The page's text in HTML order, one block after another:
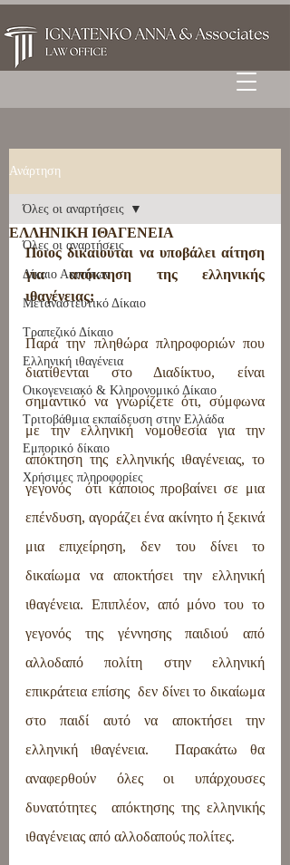
Ανάρτηση
Όλες οι αναρτήσεις
Δίκαιο Ακινήτων
Μεταναστευτικό Δίκαιο
Τραπεζικό Δίκαιο
Ελληνική ιθαγένεια
Οικογενειακό & Κληρονομικό Δίκαιο
Τριτοβάθμια εκπαίδευση στην Ελλάδα
Εμπορικό δίκαιο
Χρήσιμες πληροφορίες
Όλες οι αναρτήσεις
ΕΛΛΗΝΙΚΗ ΙΘΑΓΕΝΕΙΑ
Ποιος δικαιούται να υποβάλει αίτηση
για απόκτηση της ελληνικής
ιθαγένειας;
Παρά την πληθώρα πληροφοριών που
διατίθενται στο Διαδίκτυο, είναι
σημαντικό να γνωρίζετε ότι, σύμφωνα
με την ελληνική νομοθεσία για την
απόκτηση της ελληνικής ιθαγένειας, το
γεγονός  ότι κάποιος προβαίνει σε μια
επένδυση, αγοράζει ένα ακίνητο ή ξεκινά
μια επιχείρηση, δεν του δίνει το
δικαίωμα να αποκτήσει την ελληνική
ιθαγένεια. Επιπλέον, από μόνο του το
γεγονός της γέννησης παιδιού από
αλλοδαπό πολίτη στην ελληνική
επικράτεια επίσης  δεν δίνει το δικαίωμα
στο παιδί αυτό να αποκτήσει την
ελληνική ιθαγένεια.  Παρακάτω θα
αναφερθούν όλες οι υπάρχουσες
δυνατότητες  απόκτησης της ελληνικής
ιθαγένειας από αλλοδαπούς πολίτες.